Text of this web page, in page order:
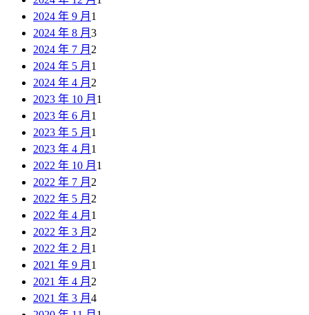
2024 年 9 月 1
2024 年 8 月 3
2024 年 7 月 2
2024 年 5 月 1
2024 年 4 月 2
2023 年 10 月 1
2023 年 6 月 1
2023 年 5 月 1
2023 年 4 月 1
2022 年 10 月 1
2022 年 7 月 2
2022 年 5 月 2
2022 年 4 月 1
2022 年 3 月 2
2022 年 2 月 1
2021 年 9 月 1
2021 年 4 月 2
2021 年 3 月 4